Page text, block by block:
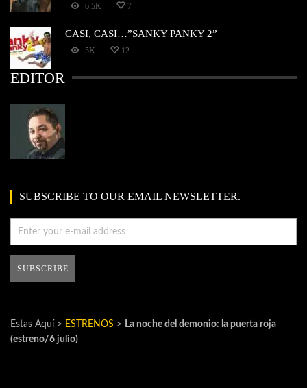
6.5K 7
CASI, CASI…”SANKY PANKY 2”
5K 12
EDITOR
SUBSCRIBE TO OUR EMAIL NEWSLETTER.
Estas Aquí > ESTRENOS > La noche del demonio: la puerta roja
(estreno/6 julio)